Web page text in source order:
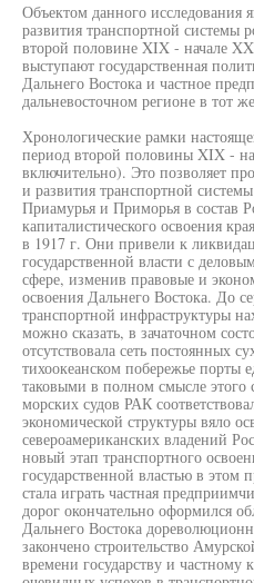
Объектом данного исследования
развития транспортной системы
второй половине XIX - начале
выступают государственная
Дальнего Востока и частное
дальневосточном регионе в тот
Хронологические рамки
период второй половины XIX -
включительно). Это позволяет
и развития транспортной
Приамурья и Приморья в состав
капиталистического освоения
в 1917 г. Они привели к
государственной власти с
сфере, изменив правовые и
освоения Дальнего Востока. До
транспортной инфраструктуры
можно сказать, в зачаточном
отсутствовала сеть постоянных
тихоокеанском побережье порты
таковыми в полном смысле этого
морских судов РАК
экономической структуры вяло
североамериканских владений
новый этап транспортного
государственной властью в этом
стала играть частная
дорог окончательно оформился
Дальнего Востока
закончено строительство
времени государству и частному